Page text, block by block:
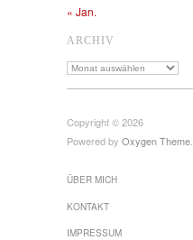
« Jan.
ARCHIV
Archiv
Copyright © 2026
Powered by Oxygen Theme.
ÜBER MICH
KONTAKT
IMPRESSUM